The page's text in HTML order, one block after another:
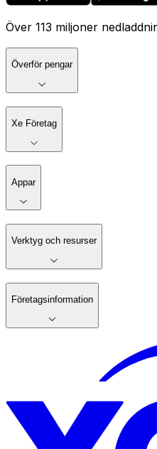
Över 113 miljoner
Överför pengar
Xe Företag
Appar
Verktyg och resurser
Företagsinformation